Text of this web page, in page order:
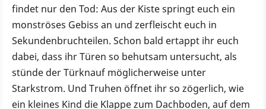
findet nur den Tod: Aus der Kiste springt euch ein
monströses Gebiss an und zerfleischt euch in
Sekundenbruchteilen. Schon bald ertappt ihr euch
dabei, dass ihr Türen so behutsam untersucht, als
stünde der Türknauf möglicherweise unter
Starkstrom. Und Truhen öffnet ihr so zögerlich, wie
ein kleines Kind die Klappe zum Dachboden, auf dem